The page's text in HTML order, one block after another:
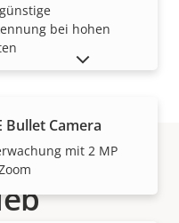
bei hohen
Bullet Camera
mit 2 MP